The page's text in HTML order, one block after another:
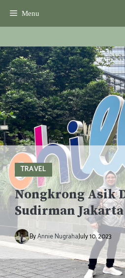
Menu
TRAVEL
Nongkrong Asik
Sudirman Jakarta
ByAnnie NugrahaJuly 10, 2023